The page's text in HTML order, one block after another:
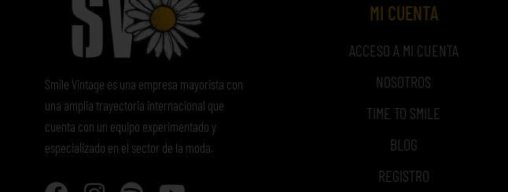
Smile Vintage es una empresa mayorista con
una amplia trayectoria internacional que
cuenta con un equipo experimentado y
especializado en el sector de la moda.
MI CUENTA
ACCESO A MI CUENTA
NOSOTROS
TIME TO SMILE
BLOG
REGISTRO